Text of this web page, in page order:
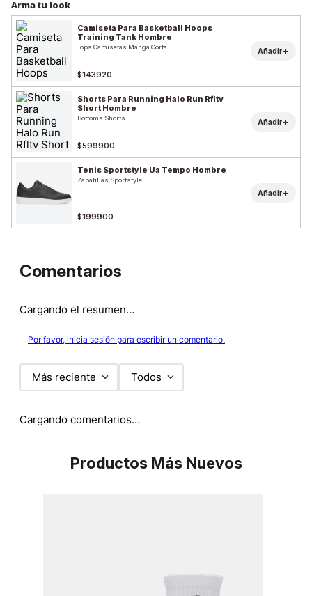
Arma tu look
Camiseta Para Basketball Hoops
Training Tank Hombre
Tops Camisetas Manga Corta
$143920
Añadir+
Shorts Para Running Halo Run Rfltv
Short Hombre
Bottoms Shorts
$599900
Añadir+
Tenis Sportstyle Ua Tempo Hombre
Zapatillas Sportstyle
$199900
Añadir+
Comentarios
Cargando el resumen…
Por favor, inicia sesión para escribir un comentario.
Más reciente Todos
Cargando comentarios…
Productos Más Nuevos